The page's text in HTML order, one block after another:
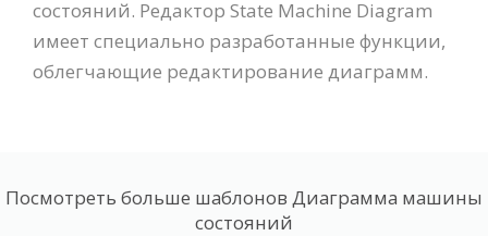
состояний. Редактор State Machine Diagram
имеет специально разработанные функции,
облегчающие редактирование диаграмм.
Посмотреть больше шаблонов Диаграмма машины
состояний